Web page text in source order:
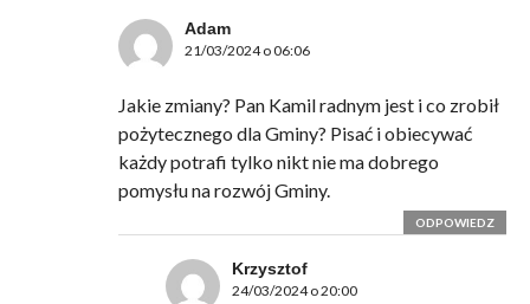
Adam
21/03/2024 o 06:06
Jakie zmiany? Pan Kamil radnym jest i co zrobił
pożytecznego dla Gminy? Pisać i obiecywać
każdy potrafi tylko nikt nie ma dobrego
pomysłu na rozwój Gminy.
ODPOWIEDZ
Krzysztof
24/03/2024 o 20:00